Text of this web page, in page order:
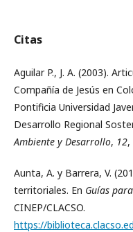
Citas
Aguilar P., J. A. (2003).
Compañía de Jesús en
Pontificia Universidad
Desarrollo Regional
Ambiente y Desarrollo, 12,
Aunta, A. y Barrera, V.
territoriales. En Guías
CINEP/CLACSO.
https://